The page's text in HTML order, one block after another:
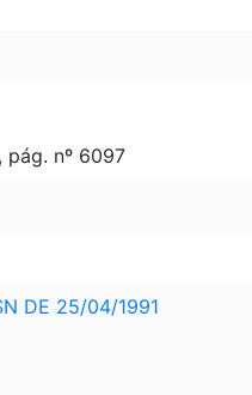
pág. nº 6097
DE 25/04/1991